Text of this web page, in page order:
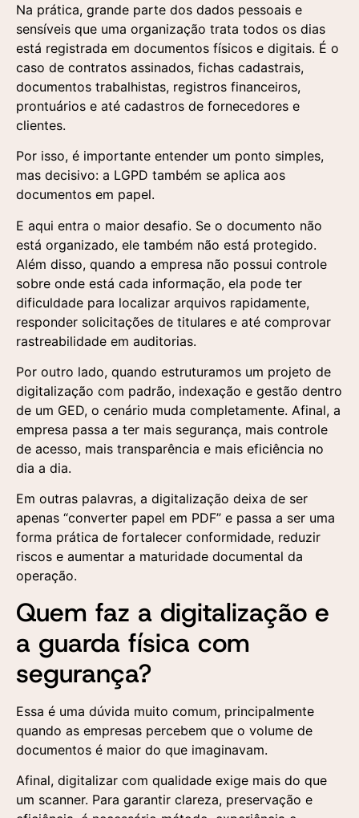
Na prática, grande parte dos dados pessoais e
sensíveis que uma organização trata todos os dias
está registrada em documentos físicos e digitais. É o
caso de contratos assinados, fichas cadastrais,
documentos trabalhistas, registros financeiros,
prontuários e até cadastros de fornecedores e
clientes.
Por isso, é importante entender um ponto simples,
mas decisivo: a LGPD também se aplica aos
documentos em papel.
E aqui entra o maior desafio. Se o documento não
está organizado, ele também não está protegido.
Além disso, quando a empresa não possui controle
sobre onde está cada informação, ela pode ter
dificuldade para localizar arquivos rapidamente,
responder solicitações de titulares e até comprovar
rastreabilidade em auditorias.
Por outro lado, quando estruturamos um projeto de
digitalização com padrão, indexação e gestão dentro
de um GED, o cenário muda completamente. Afinal, a
empresa passa a ter mais segurança, mais controle
de acesso, mais transparência e mais eficiência no
dia a dia.
Em outras palavras, a digitalização deixa de ser
apenas “converter papel em PDF” e passa a ser uma
forma prática de fortalecer conformidade, reduzir
riscos e aumentar a maturidade documental da
operação.
Quem faz a digitalização e
a guarda física com
segurança?
Essa é uma dúvida muito comum, principalmente
quando as empresas percebem que o volume de
documentos é maior do que imaginavam.
Afinal, digitalizar com qualidade exige mais do que
um scanner. Para garantir clareza, preservação e